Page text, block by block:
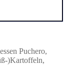
Puchero,
)Kartoffeln,